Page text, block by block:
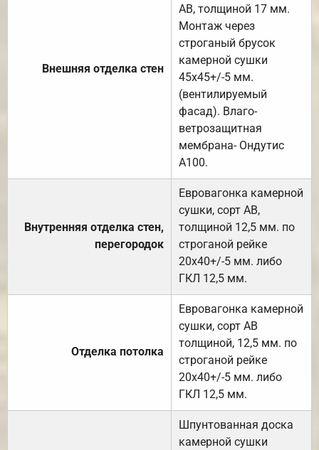
Внешняя отделка стен
АВ, толщиной 17 мм.
Монтаж через
строганый брусок
камерной сушки
45х45+/-5 мм.
(вентилируемый
фасад). Влаго-
ветрозащитная
мембрана- Ондутис
А100.
Внутренняя отделка стен,
перегородок
Евровагонка камерной
сушки, сорт АВ,
толщиной 12,5 мм. по
строганой рейке
20х40+/-5 мм. либо
ГКЛ 12,5 мм.
Отделка потолка
Евровагонка камерной
сушки, сорт АВ
толщиной, 12,5 мм. по
строганой рейке
20х40+/-5 мм. либо
ГКЛ 12,5 мм.
Шпунтованная доска
камерной сушки